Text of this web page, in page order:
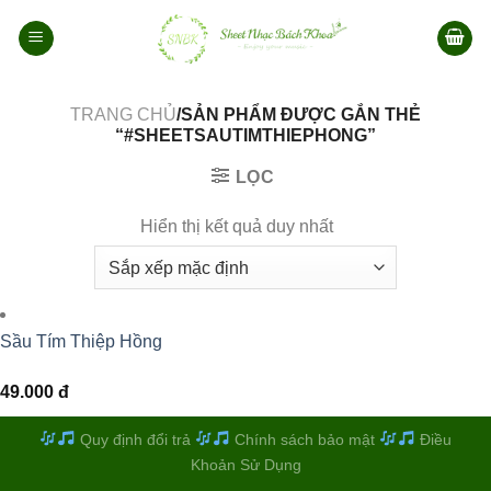
qua
TRANG CHỦ/SẢN PHẨM ĐƯỢC GẮN THẺ
“#SHEETSAUTIMTHIEPHONG”
LỌC
Hiển thị kết quả duy nhất
Sầu Tím Thiệp Hồng
49.000 đ
Quy định đổi trả Chính sách bảo mật
Điều
Khoản Sử Dụng